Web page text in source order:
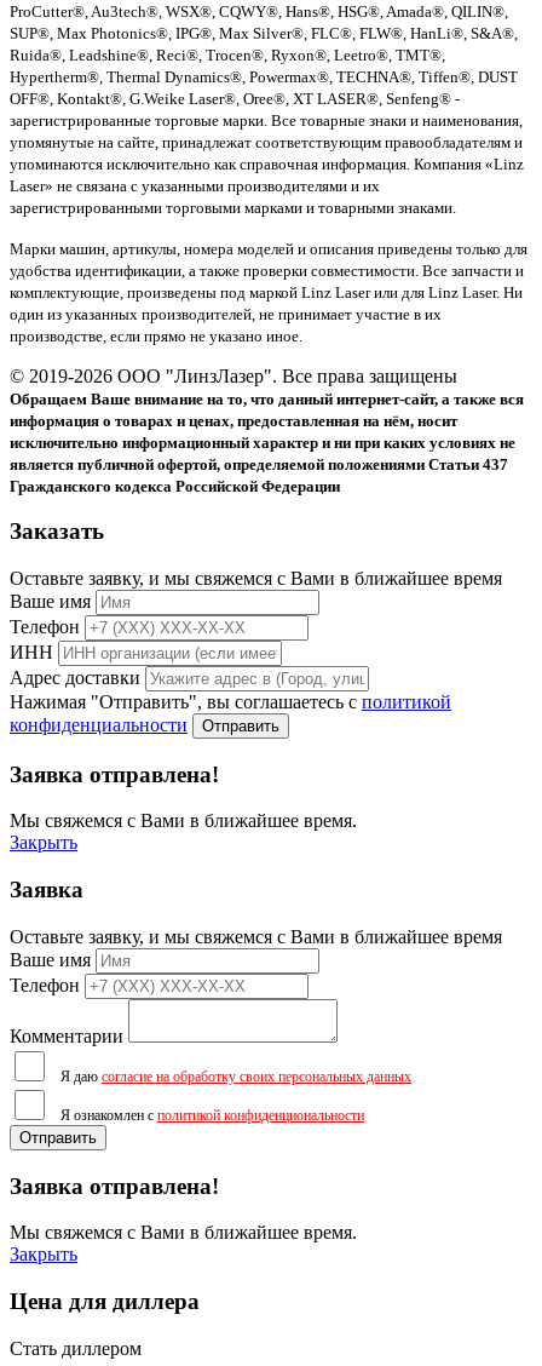
ProCutter®, Au3tech®, WSX®, CQWY®, Hans®, HSG®, Amada®, QILIN®,
SUP®, Max Photonics®, IPG®, Max Silver®, FLC®, FLW®, HanLi®, S&A®,
Ruida®, Leadshine®, Reci®, Trocen®, Ryxon®, Leetro®, TMT®,
Hypertherm®, Thermal Dynamics®, Powermax®, TECHNA®, Tiffen®, DUST
OFF®, Kontakt®, G.Weike Laser®, Oree®, XT LASER®, Senfeng® -
зарегистрированные торговые марки. Все товарные знаки и наименования,
упомянутые на сайте, принадлежат соответствующим правообладателям и
упоминаются исключительно как справочная информация. Компания «Linz
Laser» не связана с указанными производителями и их
зарегистрированными торговыми марками и товарными знаками.
Марки машин, артикулы, номера моделей и описания приведены только для
удобства идентификации, а также проверки совместимости. Все запчасти и
комплектующие, произведены под маркой Linz Laser или для Linz Laser. Ни
один из указанных производителей, не принимает участие в их
производстве, если прямо не указано иное.
© 2019-2026 ООО "ЛинзЛазер". Все права защищены
Обращаем Ваше внимание на то, что данный интернет-сайт, а также вся
информация о товарах и ценах, предоставленная на нём, носит
исключительно информационный характер и ни при каких условиях не
является публичной офертой, определяемой положениями Статьи 437
Гражданского кодекса Российской Федерации
Заказать
Оставьте заявку, и мы свяжемся с Вами в ближайшее время
Ваше имя
Телефон
ИНН
Адрес доставки
Нажимая "Отправить", вы соглашаетесь с политикой
конфиденциальности
Отправить
Заявка отправлена!
Мы свяжемся с Вами в ближайшее время.
Закрыть
Заявка
Оставьте заявку, и мы свяжемся с Вами в ближайшее время
Ваше имя
Телефон
Комментарии
Я даю согласие на обработку своих персональных данных
Я ознакомлен с политикой конфиденциональности
Отправить
Заявка отправлена!
Мы свяжемся с Вами в ближайшее время.
Закрыть
Цена для диллера
Стать диллером